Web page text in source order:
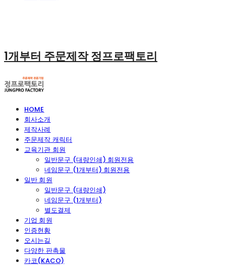
1개부터 주문제작 정프로팩토리
HOME
회사소개
제작사례
주문제작 캐릭터
교육기관 회원
일반문구 (대량인쇄) 회원전용
네임문구 (1개부터) 회원전용
일반 회원
일반문구 (대량인쇄)
네임문구 (1개부터)
별도결제
기업 회원
인증현황
오시는길
다양한 판촉물
카코(KACO)